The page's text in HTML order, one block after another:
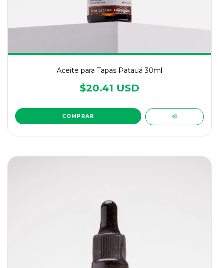
Aceite para Tapas Patauá 30ml
$20.41 USD